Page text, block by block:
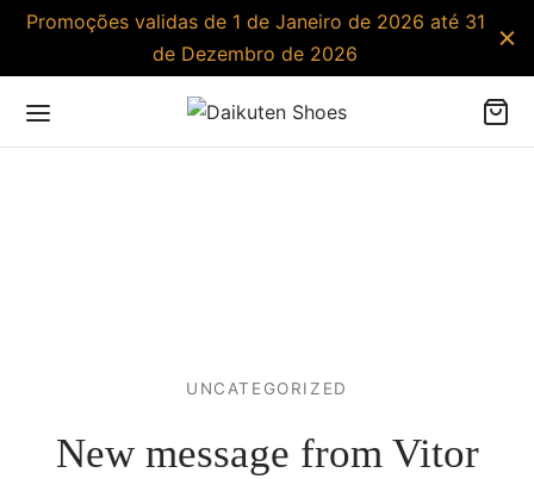
Promoções validas de 1 de Janeiro de 2026 até 31
de Dezembro de 2026
UNCATEGORIZED
New message from Vitor